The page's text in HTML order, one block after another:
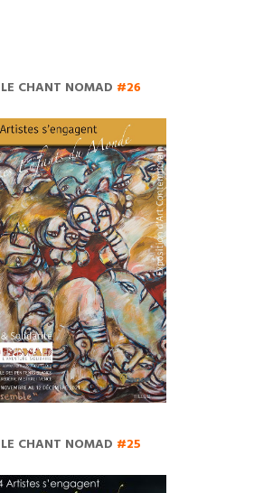
LE CHANT NOMAD #26
LE CHANT NOMAD #25